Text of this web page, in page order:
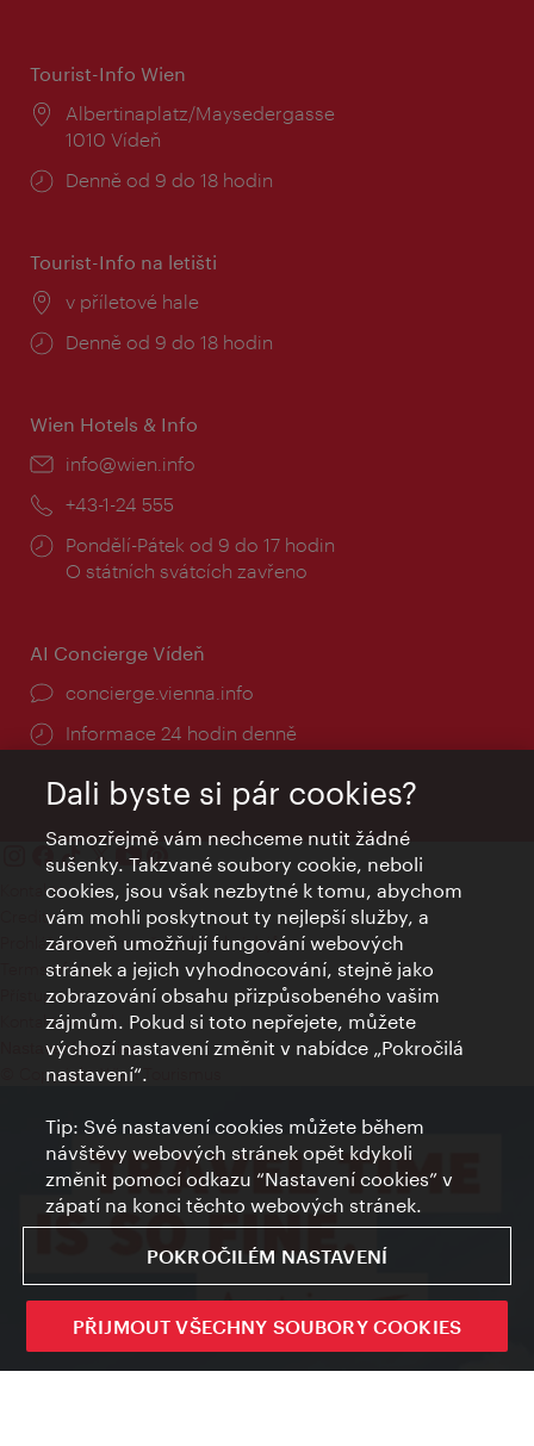
Tourist-Info Wien
Místo:
Albertinaplatz/Maysedergasse
1010 Vídeň
Provozní
Denně od 9 do 18 hodin
Tourist-Info na letišti
Místo:
v příletové hale
Provozní
Denně od 9 do 18 hodin
Wien Hotels & Info
E-
info@wien.info
Telefon:
+43-1-24 555
Provozní
doba:
Pondělí-Pátek od 9 do 17 hodin
O státních svátcích zavřeno
AI Concierge Vídeň
concierge.vienna.info
Informace 24 hodin denně
Kontakty
Credits
Prohlášení o ochraně osobních údajů
Terms of Use
Přístupnost
Kontakt pro tisk
Nastavení cookies
© Copyright Wien Tourismus
Dali byste si pár cookies?
Samozřejmě vám nechceme nutit žádné
sušenky. Takzvané soubory cookie, neboli
cookies, jsou však nezbytné k tomu, abychom
vám mohli poskytnout ty nejlepší služby, a
zároveň umožňují fungování webových
stránek a jejich vyhodnocování, stejně jako
zobrazování obsahu přizpůsobeného vašim
zájmům. Pokud si toto nepřejete, můžete
výchozí nastavení změnit v nabídce „Pokročilá
nastavení“.
Tip: Své nastavení cookies můžete během
návštěvy webových stránek opět kdykoli
změnit pomocí odkazu “Nastavení cookies” v
zápatí na konci těchto webových stránek.
POKROČILÉM NASTAVENÍ
PŘIJMOUT VŠECHNY SOUBORY COOKIES